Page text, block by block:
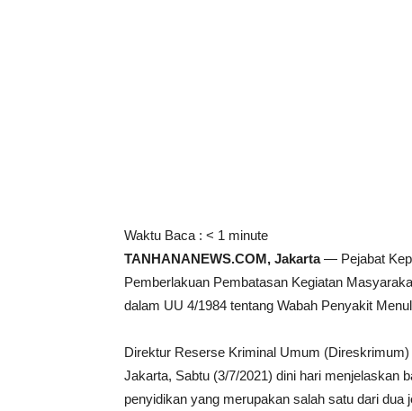
Waktu Baca : < 1 minute
TANHANANEWS.COM, Jakarta— Pejabat
Pemberlakuan Pembatasan Kegiatan
dalam UU 4/1984 tentang Wabah Penyakit
Direktur Reserse Kriminal Umum
Jakarta, Sabtu (3/7/2021) dini hari menjelaskan
penyidikan yang merupakan salah satu dari dua